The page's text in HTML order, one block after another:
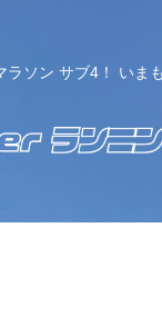
ラソン サブ4！ いま